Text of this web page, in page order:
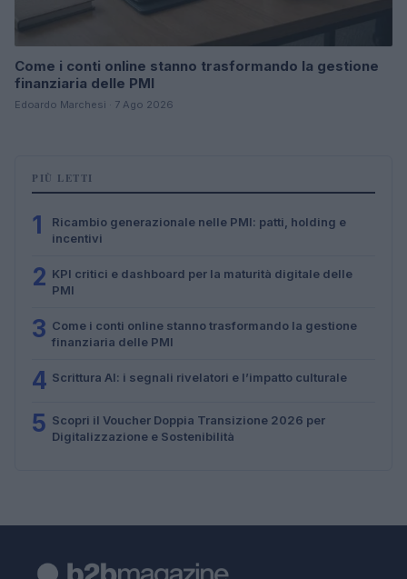
Come i conti online stanno trasformando la gestione
finanziaria delle PMI
Edoardo Marchesi · 7 Ago 2026
PIÙ LETTI
1
Ricambio generazionale nelle PMI: patti, holding e
incentivi
2 KPI critici e dashboard per la maturità digitale delle
PMI
3 Come i conti online stanno trasformando la gestione
finanziaria delle PMI
4 Scrittura AI: i segnali rivelatori e l’impatto culturale
5 Scopri il Voucher Doppia Transizione 2026 per
Digitalizzazione e Sostenibilità